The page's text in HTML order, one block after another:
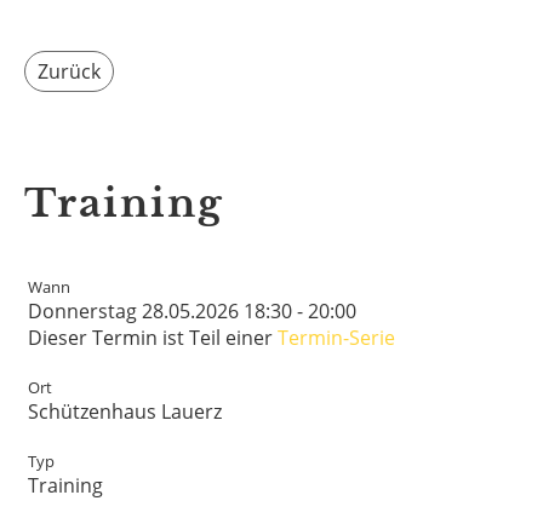
Zurück
Training
Wann
Donnerstag 28.05.2026 18:30 - 20:00
Dieser Termin ist Teil einerTermin-Serie
Ort
Schützenhaus Lauerz
Typ
Training